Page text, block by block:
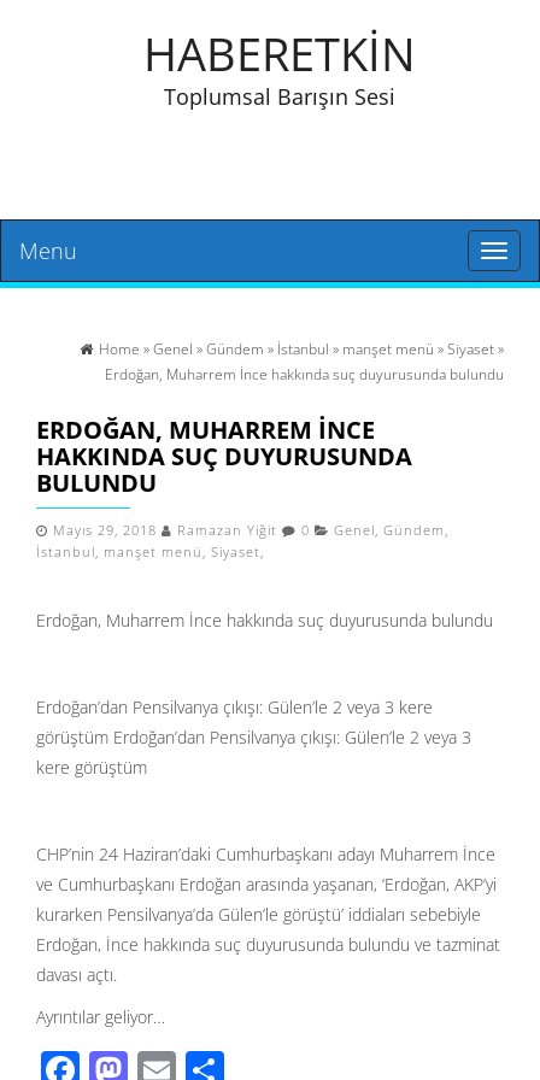
HABERETKİN
Toplumsal Barışın Sesi
Toggle
Menu
Home »Genel »Gündem » İstanbul » manşet menü »Siyaset»
Erdoğan, Muharrem İnce hakkında suç duyurusunda bulundu
ERDOĞAN, MUHARREM İNCE
HAKKINDA SUÇ DUYURUSUNDA
BULUNDU
Mayıs 29, 2018 Ramazan Yiğit 0 Genel, Gündem ,
İstanbul, manşet menü , Siyaset,
Erdoğan, Muharrem İnce hakkında suç duyurusunda bulundu
Erdoğan’dan Pensilvanya çıkışı: Gülen’le 2 veya 3 kere
görüştüm Erdoğan’dan Pensilvanya çıkışı: Gülen’le 2 veya 3
kere görüştüm
CHP’nin 24 Haziran’daki Cumhurbaşkanı adayı Muharrem İnce
ve Cumhurbaşkanı Erdoğan arasında yaşanan, ‘Erdoğan, AKP’yi
kurarken Pensilvanya’da Gülen’le görüştü’ iddiaları sebebiyle
Erdoğan, İnce hakkında suç duyurusunda bulundu ve tazminat
davası açtı.
Ayrıntılar geliyor…
F M E